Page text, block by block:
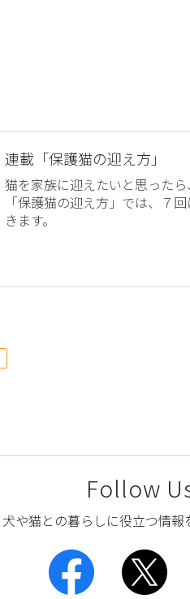
e
o
連載「保護猫の迎え方」
猫を家族に迎えたいと思った
「保護猫の迎え方」では、７
きます。
Follow
犬や猫との暮らしに役立つ情報